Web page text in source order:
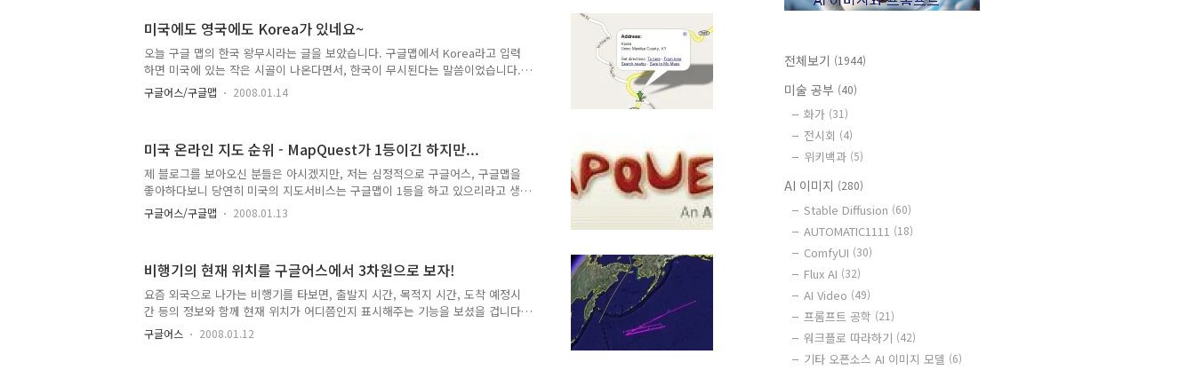
하나도 없습니다. 선거가 끝난 후, 동아일보에서 선거 결과지도를 만든다는 글을 잠시 본 것 같은데, 그것 뿐입니
다. 더 많은 정보가 공개되어야 보다 공정한 ..
미국에도 영국에도 Korea가 있네요~
오늘 구글 맵의 한국 왕무시라는 글을 보았습니다. 구글맵에서 Korea라고 입력
하면 미국에 있는 작은 시골이 나온다면서, 한국이 무시된다는 말씀이었습니다.
물론 저는 찬성할 수 없었습니다. South Korea 또는 Republic of Korea, 대한
민국, 한국 모두 나오는데 무시라뇨... 원글쓰신분과 다른 분이 댓글로 달아주셔
서 우리나라는 Korea가 아니라 South Korea이라는 것이구요, 무시된다고 볼만
한 충분한 이유가 될 수 있을 것 같습니다. 대신어쨌든, 미국에 Korea..
구글어스/구글맵 2008.01.14
미국 온라인 지도 순위 - MapQuest가 1등이긴 하지만...
제 블로그를 보아오신 분들은 아시겠지만, 저는 심정적으로 구글어스, 구글맵을
좋아하다보니 당연히 미국의 지도서비스는 구글맵이 1등을 하고 있으리라고 생
각했었습니다. 하지만, 1등은 맵퀘스트이며, 2등인 구글맵의 점유율이 매우 빠르
게 상승하고 있다고 합니다. 맵퀘스트(MapQuest)는 전세계적으로도 인터넷지도
구글에 눌려 거의 명맥만 유지하는 수준이지만, 한때는 엄청 잘 나갔던 통신회사
였습니다. 인터넷이 본격적으로 활용되기 전, 모뎀으로 연결해서 동호회 게시판
에 접속해서 글을 읽고, 채팅을 하던 시절, 우리나라의 천리안이나 하이텔과 비
슷한 ..
구글어스/구글맵 2008.01.13
비행기의 현재 위치를 구글어스에서 3차원으로 보자!
요즘 외국으로 나가는 비행기를 타보면, 출발지 시간, 목적지 시간, 도착 예정시
간 등의 정보와 함께 현재 위치가 어디쯤인지 표시해주는 기능을 보셨을 겁니다.
저 같이 지도를 좋아하는 사람에겐 상세한 지도가 나오지 않아 불만입니다만, 그
래도 지도에 비행기 위치를 표시해주는 기능을 보며 잠깐이라도 상상의 나래를
구글어스 2008.01.12
전체보기 (1944)
미술 공부 (40)
화가 (31)
전시회 (4)
위키백과 (5)
AI 이미지 (280)
Stable Diffusion (60)
AUTOMATIC1111 (18)
ComfyUI (30)
Flux AI (32)
AI Video (49)
프롬프트 공학 (21)
워크플로 따라하기 (42)
기타 오픈소스 AI 이미지 모델 (6)